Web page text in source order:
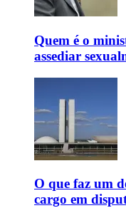
Quem é o
assediar
O que faz um
cargo em